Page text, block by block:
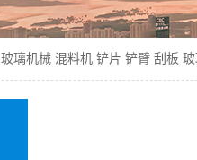
玻璃机械 混料机 铲片 铲臂 刮板